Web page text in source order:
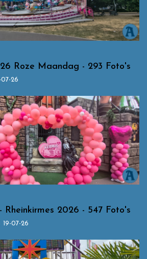
Roze Maandag - 293 Foto's
26
Rheinkirmes 2026 - 547 Foto's
19-07-26